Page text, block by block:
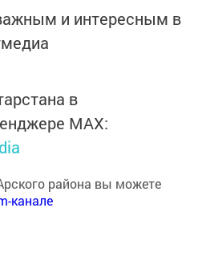
MАХ:
района вы можете
канале